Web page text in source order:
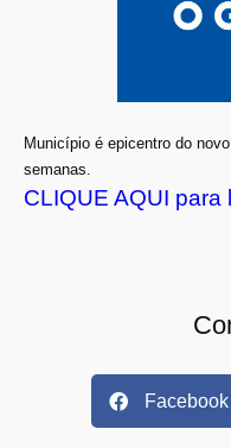
Município é epicentro do
semanas.
CLIQUE AQUI para
Facebook